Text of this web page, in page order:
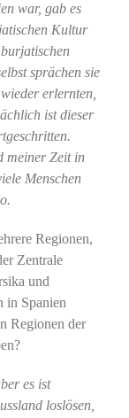
war, gab es
Kultur
sprächen sie
erlernten,
ist dieser
meiner Zeit in
Menschen
Regionen,
Zentrale
und
in Spanien
Regionen der
es ist
loslösen,